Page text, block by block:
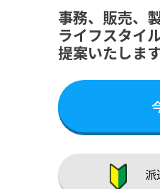
事務、販売、
ライフスタイ
提案いたします
派